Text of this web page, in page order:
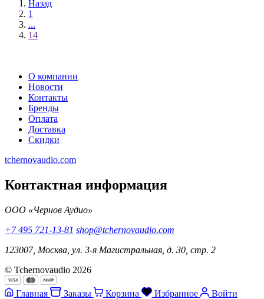
Назад
1
...
14
О компании
Новости
Контакты
Бренды
Оплата
Доставка
Скидки
tchernovaudio.com
Контактная информация
ООО «Чернов Аудио»
+7 495 721-13-81 shop@tchernovaudio.com
123007, Москва, ул. 3-я Магистральная, д. 30, стр. 2
© Tchernovaudio 2026
Главная Заказы Корзина Избранное Войти